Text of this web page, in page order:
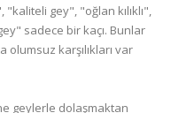
gey", "oğlan kılıklı",
sadece bir kaçı. Bunlar
karşılıkları var
geylerle dolaşmaktan